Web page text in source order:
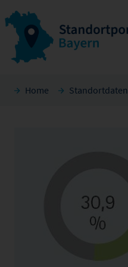
Home Standortdaten